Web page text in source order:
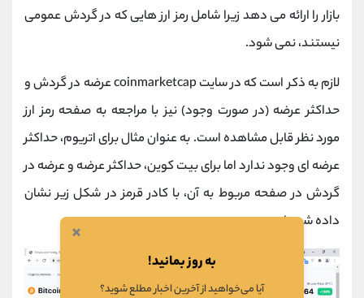
بازار را ارائه می دهد زیرا شامل رمز ارز هایی که در گردش عمومی
نیستند، نمی شود.
لازم به ذکر است که در سایت coinmarketcap عرضه در گردش و
حداکثر عرضه (در صورت وجود) نیز با مراجعه به صفحه رمز ارز
مورد نظر قابل مشاهده است. به عنوان مثال برای اتریوم، حداکثر
عرضه ای وجود ندارد اما برای بیت کوین، حداکثر عرضه و عرضه در
گردش در صفحه مربوط به آن، با کادر قرمز در شکل زیر نشان
داده شده است.
×
به روز بمانید!
آیا می‌خواهید از آخرین اخبار مطلع شوید؟